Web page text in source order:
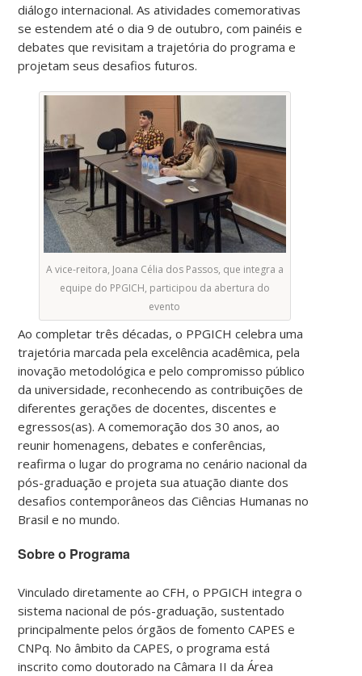
diálogo internacional. As atividades comemorativas
se estendem até o dia 9 de outubro, com painéis e
debates que revisitam a trajetória do programa e
projetam seus desafios futuros.
A vice-reitora, Joana Célia dos Passos, que integra a
equipe do PPGICH, participou da abertura do
evento
Ao completar três décadas, o PPGICH celebra uma
trajetória marcada pela excelência acadêmica, pela
inovação metodológica e pelo compromisso público
da universidade, reconhecendo as contribuições de
diferentes gerações de docentes, discentes e
egressos(as). A comemoração dos 30 anos, ao
reunir homenagens, debates e conferências,
reafirma o lugar do programa no cenário nacional da
pós-graduação e projeta sua atuação diante dos
desafios contemporâneos das Ciências Humanas no
Brasil e no mundo.
Sobre o Programa
Vinculado diretamente ao CFH, o PPGICH integra o
sistema nacional de pós-graduação, sustentado
principalmente pelos órgãos de fomento CAPES e
CNPq. No âmbito da CAPES, o programa está
inscrito como doutorado na Câmara II da Área